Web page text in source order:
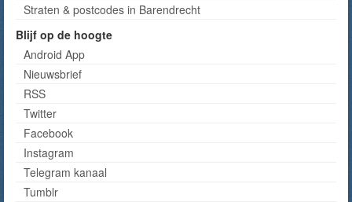
Straten & postcodes in Barendrecht
Blijf op de hoogte
Android App
Nieuwsbrief
RSS
Twitter
Facebook
Instagram
Telegram kanaal
Tumblr